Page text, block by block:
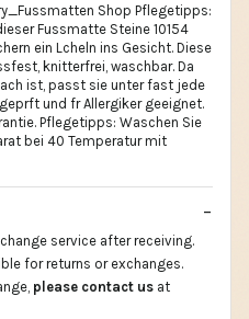
Shop Pflegetipps:
Fussmatte Steine 10154
ein Lcheln ins Gesicht. Diese
knitterfrei, waschbar. Da
ist, passt sie unter fast jede
und fr Allergiker geeignet.
Pflegetipps: Waschen Sie
bei 40 Temperatur mit
service after receiving.
for returns or exchanges.
please contact us at